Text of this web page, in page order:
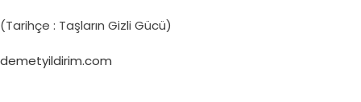
(Tarihçe : Taşların Gizli Gücü)
demetyildirim.com